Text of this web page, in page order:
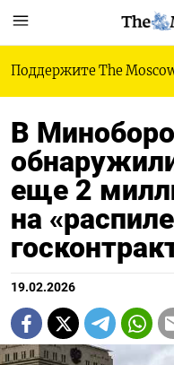
Поддержите The
В
еще 2
на
19.02.2026